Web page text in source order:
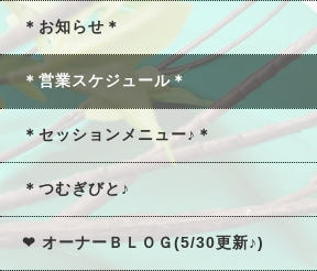
＊お知らせ＊
＊営業スケジュール＊
＊セッションメニュー♪＊
＊つむぎびと♪
❤ オーナーＢＬＯＧ(5/30更新♪)